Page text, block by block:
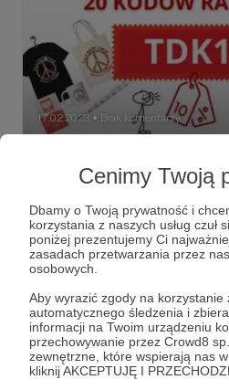
Cenimy Twoją
Dbamy o Twoją prywatność i
korzystania z naszych usług czuł
poniżej prezentujemy Ci
zasadach przetwarzania przez
osobowych.
Aby wyrazić zgody na korzystanie
automatycznego śledzenia i
informacji na Twoim urządzeniu
przechowywanie przez Crowd8
zewnętrzne, które wspierają nas
kliknij AKCEPTUJĘ I
17.02.2023 ● Brak komentarzy
kodów "TDK10"
#TourdeKonstytucja dla
do 20-krotnego wykorzystania*
patronitdk tourdekonstytucja